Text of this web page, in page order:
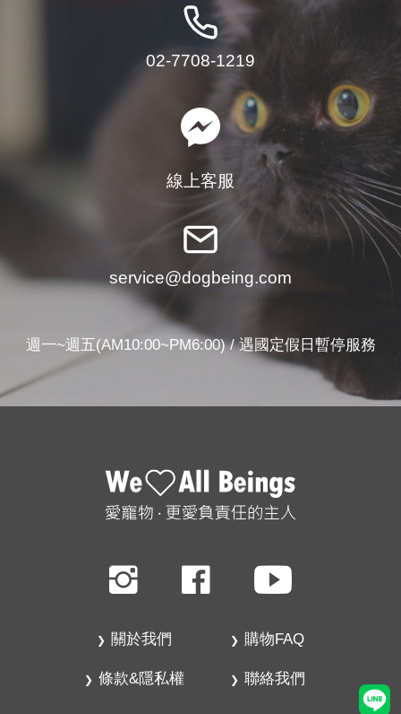
02-7708-1219
線上客服
service@dogbeing.com
週一~週五(AM10:00~PM6:00) / 遇國定假日暫停服務
關於我們 購物FAQ
條款&隱私權 聯絡我們